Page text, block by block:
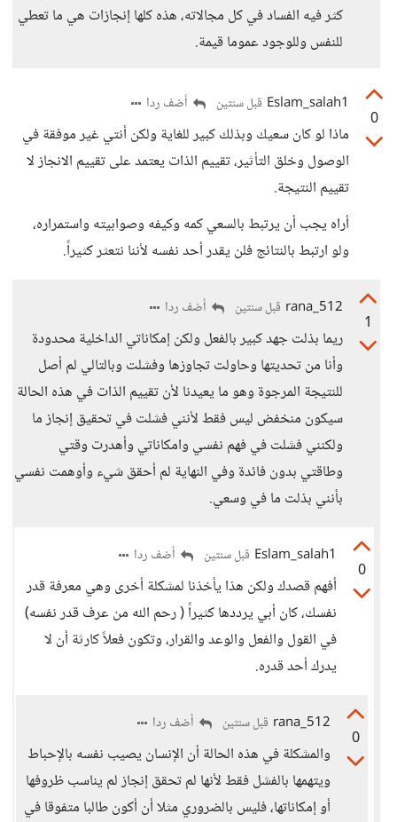
كثر فيه الفساد في كل مجالاته، هذه كلها إنجازات هي ما تعطي
للنفس وللوجود عموما قيمة.
0
Eslam_salah1 قبل سنتين أضف ردا
ماذا لو كان سعيك وبذلك كبير للغاية ولكن أنتي غير موفقة في
الوصول وخلق التأثير، تقييم الذات يعتمد على تقييم الانجاز لا
تقييم النتيجة.
أراه يجب أن يرتبط بالسعي كمه وكيفه وصوابيته واستمراره،
ولو ارتبط بالنتائج فلن يقدر أحد نفسه لأننا نتعثر كثيراً.
1
rana_512 قبل سنتين أضف ردا
ريما بذلت جهد كبير بالفعل ولكن إمكاناتي الداخلية محدودة
وأنا من تحديتها وحاولت تجاوزها وفشلت وبالتالي لم أصل
للنتيجة المرجوة وهو ما يعيدنا لأن تقييم الذات في هذه الحالة
سيكون منخفض ليس فقط لأنني فشلت في تحقيق إنجاز ما
ولكنني فشلت في فهم نفسي وامكاناتي وأهدرت وقتي
وطاقتي بدون فائدة وفي النهاية لم أحقق شيء وأوهمت نفسي
بأنني بذلت ما في وسعي.
0
Eslam_salah1 قبل سنتين أضف ردا
أفهم قصدك ولكن هذا يأخذنا لمشكلة أخرى وهي معرفة قدر
نفسك، كان أبي يرددها كثيراً ( رحم الله من عرف قدر نفسه)
في القول والفعل والوعد والقرار، وتكون فعلاً كارثة أن لا
يدرك أحد قدره.
0
rana_512 قبل سنتين أضف ردا
والمشكلة في هذه الحالة أن الإنسان يصيب نفسه بالإحباط
ويتهمها بالفشل فقط لأنها لم تحقق إنجاز لم يناسب ظروفها
أو إمكاناتها، فليس بالضروري مثلا أن أكون طالبا متفوقا في